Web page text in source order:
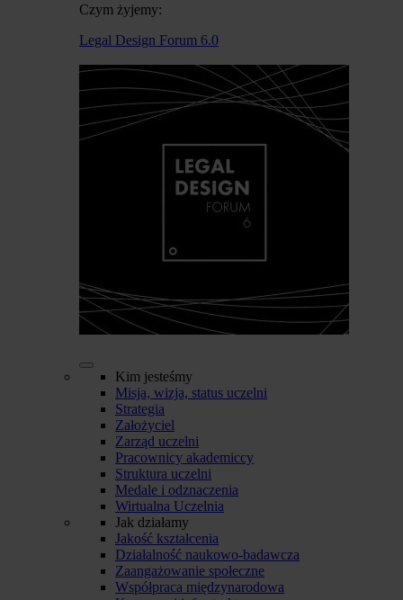
Czym żyjemy:
Legal Design Forum 6.0
Kim jesteśmy
Misja, wizja, status uczelni
Strategia
Założyciel
Zarząd uczelni
Pracownicy akademiccy
Struktura uczelni
Medale i odznaczenia
Wirtualna Uczelnia
Jak działamy
Jakość kształcenia
Działalność naukowo-badawcza
Zaangażowanie społeczne
Współpraca międzynarodowa